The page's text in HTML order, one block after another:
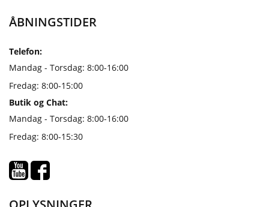
ÅBNINGSTIDER
Telefon:
Mandag - Torsdag: 8:00-16:00
Fredag: 8:00-15:00
Butik og Chat:
Mandag - Torsdag: 8:00-16:00
Fredag: 8:00-15:30